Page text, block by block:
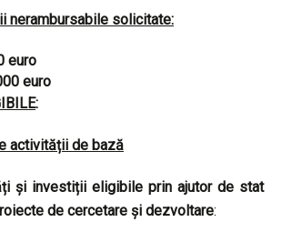
nerambursabile solicitate:
euro
euro
:
activității de bază
și investiții eligibile prin ajutor de stat
de cercetare și dezvoltare: